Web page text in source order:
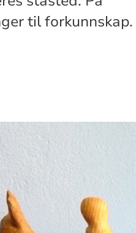
til forkunnskap.